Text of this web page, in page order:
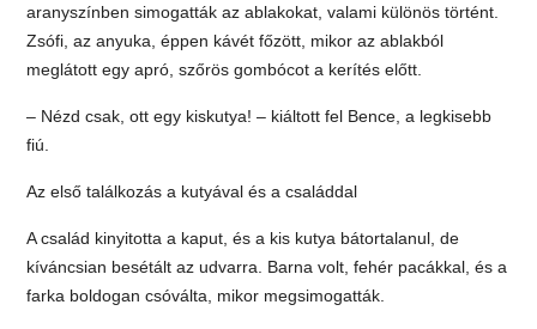
aranyszínben simogatták az ablakokat, valami különös történt.
Zsófi, az anyuka, éppen kávét főzött, mikor az ablakból
meglátott egy apró, szőrös gombócot a kerítés előtt.
– Nézd csak, ott egy kiskutya! – kiáltott fel Bence, a legkisebb
fiú.
Az első találkozás a kutyával és a családdal
A család kinyitotta a kaput, és a kis kutya bátortalanul, de
kíváncsian besétált az udvarra. Barna volt, fehér pacákkal, és a
farka boldogan csóválta, mikor megsimogatták.